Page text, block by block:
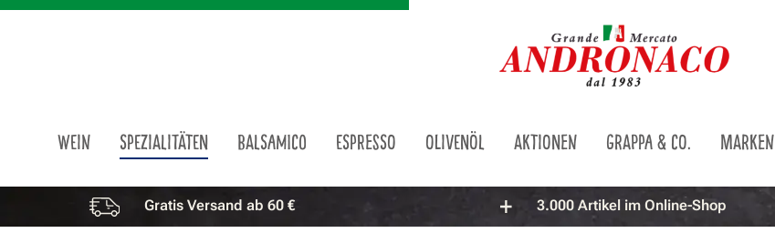
WEIN SPEZIALITÄTEN BALSAMICO ESPRESSO OLIVENÖL AKTIONEN GRAPPA & CO. MARKEN
Vorteile überspringen Gratis Versand ab 60 € 3.000 Artikel im Online-Shop